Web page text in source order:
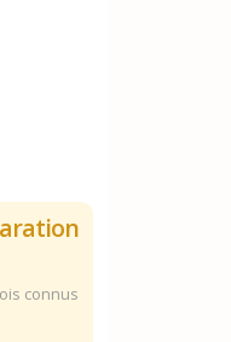
connus